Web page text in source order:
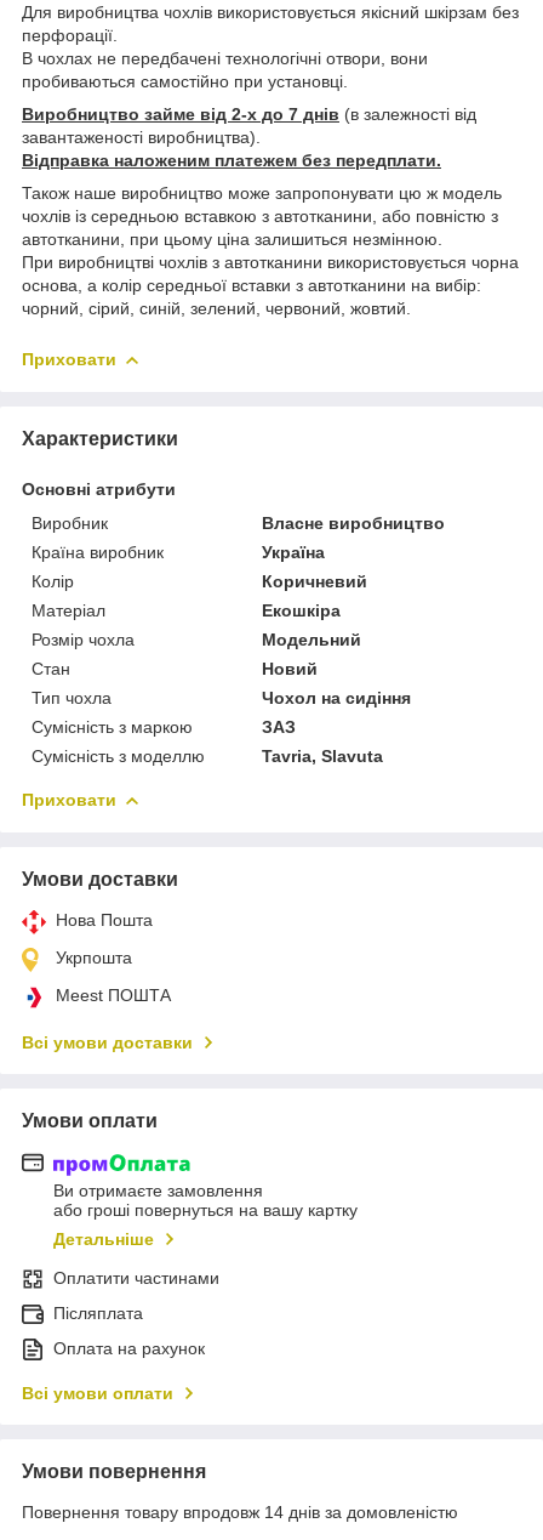
Для виробництва чохлів використовується якісний шкірзам без
перфорації.
В чохлах не передбачені технологічні отвори, вони
пробиваються самостійно при установці.
Виробництво займе від 2-х до 7 днів (в залежності від
завантаженості виробництва).
Відправка наложеним платежем без передплати.
Також наше виробництво може запропонувати цю ж модель
чохлів із середньою вставкою з автотканини, або повністю з
автотканини, при цьому ціна залишиться незмінною.
При виробництві чохлів з автотканини використовується чорна
основа, а колір середньої вставки з автотканини на вибір:
чорний, сірий, синій, зелений, червоний, жовтий.
Приховати
Характеристики
Основні атрибути
Виробник
Власне виробництво
Країна виробник
Україна
Колір
Коричневий
Матеріал
Екошкіра
Розмір чохла
Модельний
Стан
Новий
Тип чохла
Чохол на сидіння
Сумісність з маркою
ЗАЗ
Сумісність з моделлю
Tavria, Slavuta
Приховати
Умови доставки
Нова Пошта
Укрпошта
Meest ПОШТА
Всі умови доставки
Умови оплати
Ви отримаєте замовлення
або гроші повернуться на вашу картку
Детальніше
Оплатити частинами
Післяплата
Оплата на рахунок
Всі умови оплати
Умови повернення
Повернення товару впродовж 14 днів за домовленістю